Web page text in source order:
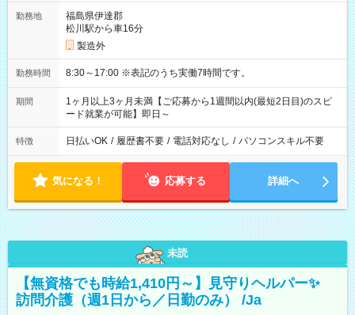
勤務地
福島県伊達郡
松川駅から車16分
製造外
勤務時間 8:30～17:00 ※表記のうち実働7時間です。
期間
1ヶ月以上3ヶ月未満【ご応募から1週間以内(最短2日目)のスピ
ード就業が可能】即日～
特徴 日払いOK / 履歴書不要 / 電話対応なし / パソコンスキル不要
気になる！ 応募する 詳細へ
未読
【無資格でも時給1,410円～】見守りヘルパー✨
訪問介護（週1日から／日勤のみ） /Ja